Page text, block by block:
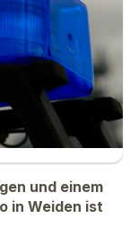
und einem
in Weiden ist